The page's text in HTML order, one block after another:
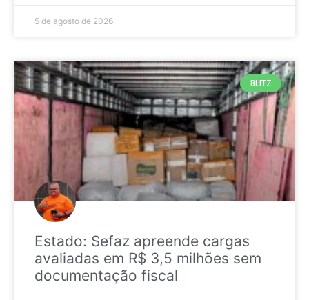
5 de agosto de 2026
BLITZ
Estado: Sefaz apreende cargas
avaliadas em R$ 3,5 milhões sem
documentação fiscal